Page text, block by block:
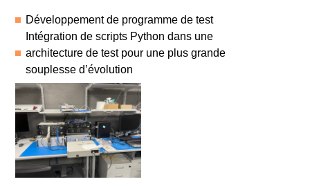
Développement de programme de test
Intégration de scripts Python dans une
architecture de test pour une plus grande
souplesse d’évolution